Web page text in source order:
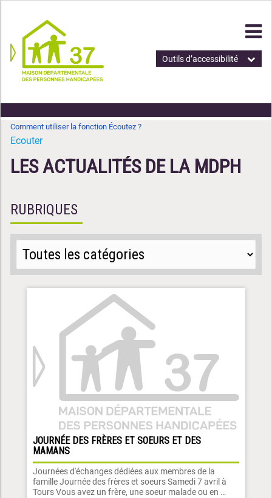
Outils d’accessibilité
Comment utiliser la fonction Écoutez ?
Ecouter
LES ACTUALITÉS DE LA MDPH
RUBRIQUES
JOURNÉE DES FRÈRES ET SOEURS ET DES
MAMANS
Journées d'échanges dédiées aux membres de la
famille Journée des frères et soeurs Samedi 7 avril à
Tours Vous avez un frère, une soeur malade ou en …